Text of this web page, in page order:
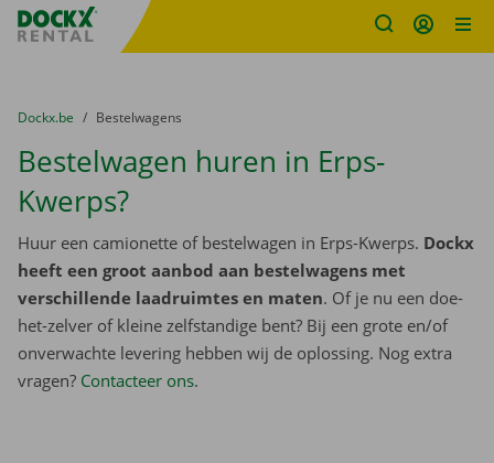
Fratello DEMO
U bevindt zich hier:
van
Dockx.be naar
Bestelwagens
Bestelwagen huren in Erps-
Kwerps?
Huur een camionette of bestelwagen in Erps-Kwerps. Dockx
heeft een groot aanbod aan bestelwagens met
verschillende laadruimtes en maten. Of je nu een doe-
het-zelver of kleine zelfstandige bent? Bij een grote en/of
onverwachte levering hebben wij de oplossing. Nog extra
vragen? Contacteer ons.